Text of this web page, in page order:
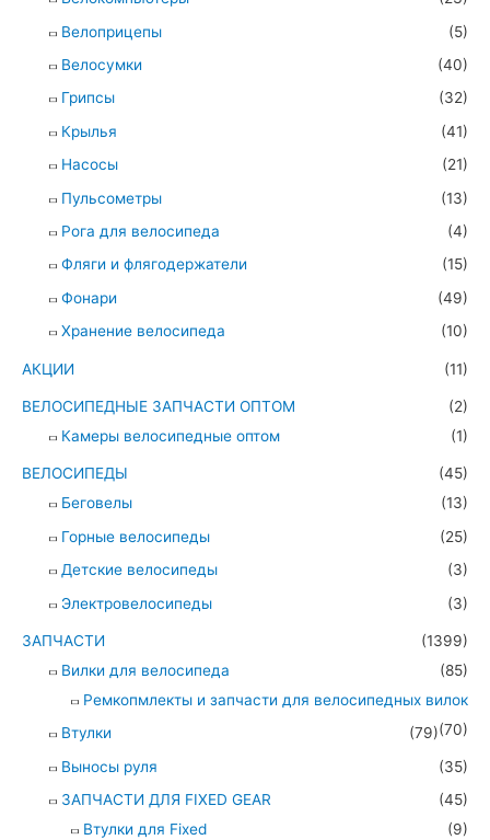
Велоприцепы
(5)
Велосумки
(40)
Грипсы
(32)
Крылья
(41)
Насосы
(21)
Пульсометры
(13)
Рога для велосипеда
(4)
Фляги и флягодержатели
(15)
Фонари
(49)
Хранение велосипеда
(10)
АКЦИИ (11)
ВЕЛОСИПЕДНЫЕ ЗАПЧАСТИ ОПТОМ
(2)
Камеры велосипедные оптом
(1)
ВЕЛОСИПЕДЫ
(45)
Беговелы
(13)
Горные велосипеды
(25)
Детские велосипеды
(3)
Электровелосипеды
(3)
ЗАПЧАСТИ
(1399)
Вилки для велосипеда
(85)
Ремкопмлекты и запчасти для велосипедных вилок
(70)
Втулки
(79)
Выносы руля
(35)
ЗАПЧАСТИ ДЛЯ FIXED GEAR
(45)
Втулки для Fixed
(9)